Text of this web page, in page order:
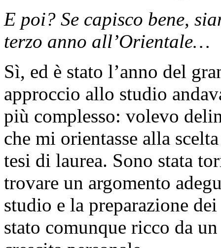
E poi? Se capisco bene,
terzo anno all’Orientale…
Sì, ed è stato l’anno del
approccio allo studio
più complesso: volevo
che mi orientasse alla
tesi di laurea. Sono stata
trovare un argomento
studio e la preparazione
stato comunque ricco da